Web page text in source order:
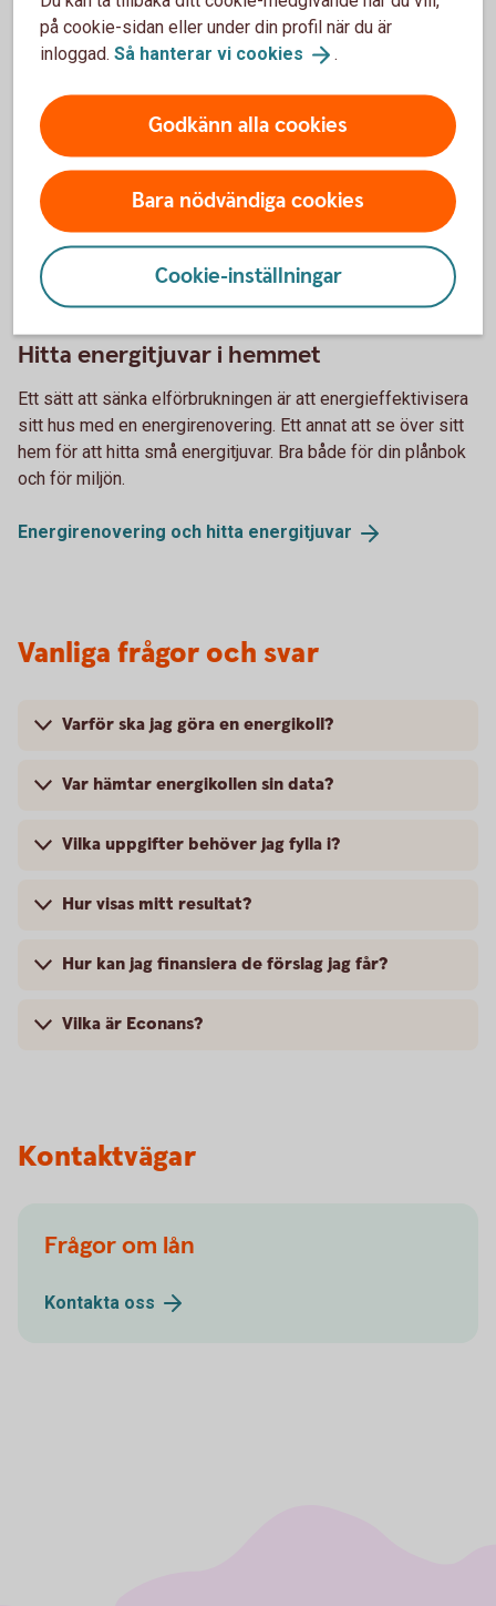
Så jobbar vi för en bättreframtid
Sustainable housing
Hitta energitjuvar i hemmet
Ett sätt att sänka elförbrukningen är att energieffektivisera
sitt hus med en energirenovering. Ett annat att se över sitt
hem för att hitta små energitjuvar. Bra både för din plånbok
och för miljön.
Energirenovering och hitta energitjuvar
Vanliga frågor och svar
Varför ska jag göra en energikoll?
Var hämtar energikollen sin data?
Vilka uppgifter behöver jag fylla i?
Hur visas mitt resultat?
Hur kan jag finansiera de förslag jag får?
Vilka är Econans?
Kontaktvägar
Frågor om lån
Kontakta oss
på cookie-sidan eller under din profil när du är
inloggad. Så hanterar vi cookies .
Godkänn alla cookies
Bara nödvändiga cookies
Cookie-inställningar